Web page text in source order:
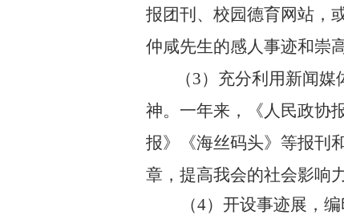
报团刊、校园德育网站，
仲咸先生的感人事迹和崇
（3）充分利用新闻
神。一年来，《人民政协
报》《海丝码头》等报刊
章，提高我会的社会影响
（4）开设事迹展，编